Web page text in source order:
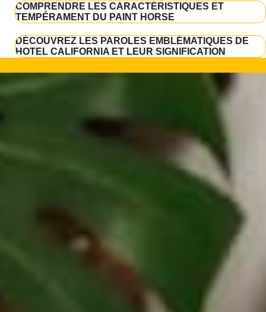
COMPRENDRE LES CARACTÉRISTIQUES ET
TEMPÉRAMENT DU PAINT HORSE
DÉCOUVREZ LES PAROLES EMBLÉMATIQUES DE
HOTEL CALIFORNIA ET LEUR SIGNIFICATION